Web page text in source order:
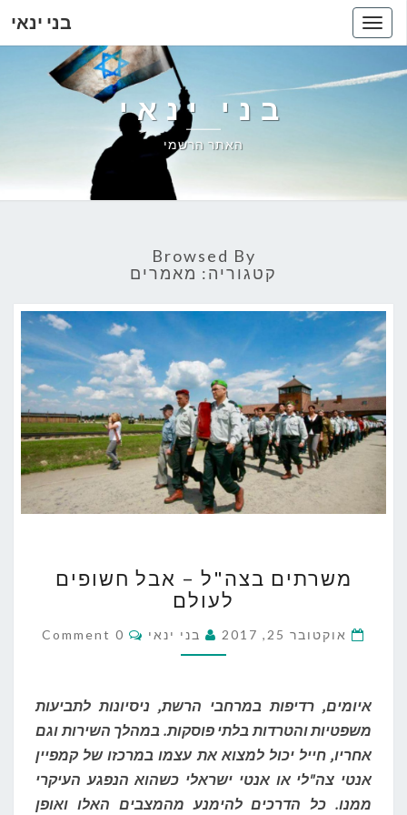
Toggle
navigation
בני ינאי
בני ינאי
האתר הרשמי
Browsed By
קטגוריה: מאמרים
ש
ר
ם
צ
"
ל
–
א
משרתים בצה"ל – אבל חשופים
לעולם
אוקטובר 25, 2017 בני ינאי
C
O
N
T
S
0 Comment
איומים, רדיפות במרחבי הרשת, ניסיונות לתביעות
משפטיות והטרדות בלתי פוסקות. במהלך השירות וגם
אחריו, חייל יכול למצוא את עצמו במרכזו של קמפיין
אנטי צה"לי או אנטי ישראלי כשהוא הנפגע העיקרי
ממנו. כל הדרכים להימנע מהמצבים האלו ואופן